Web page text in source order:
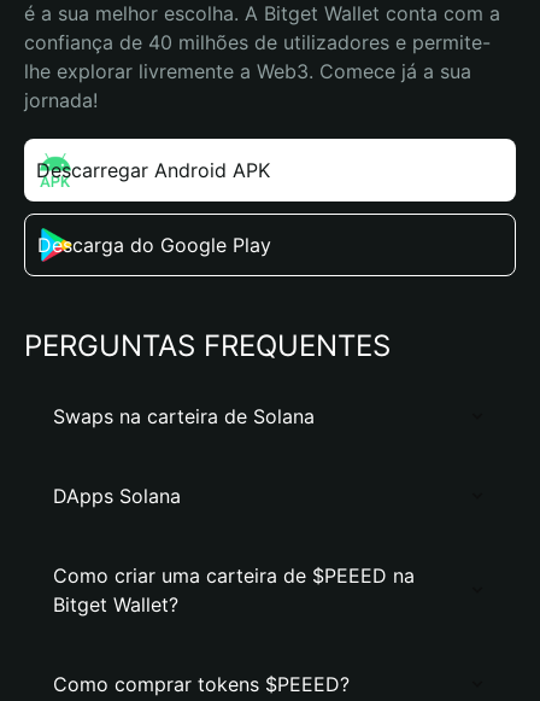
é a sua melhor escolha. A Bitget Wallet conta com a
confiança de 40 milhões de utilizadores e permite-
lhe explorar livremente a Web3. Comece já a sua
jornada!
Descarregar Android APK
Descarga do Google Play
PERGUNTAS FREQUENTES
Swaps na carteira de Solana
DApps Solana
Como criar uma carteira de $PEEED na
Bitget Wallet?
Como comprar tokens $PEEED?